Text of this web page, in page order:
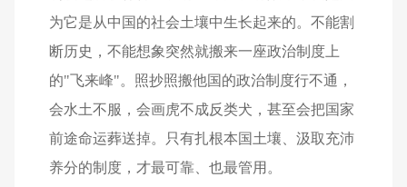
为它是从中国的社会土壤中生长起来的。不能割
断历史，不能想象突然就搬来一座政治制度上
的"飞来峰"。照抄照搬他国的政治制度行不通，
会水土不服，会画虎不成反类犬，甚至会把国家
前途命运葬送掉。只有扎根本国土壤、汲取充沛
养分的制度，才最可靠、也最管用。